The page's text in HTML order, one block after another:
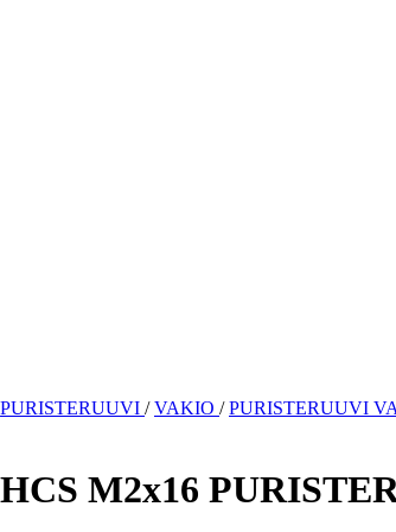
PURISTERUUVI /VAKIO /PURISTERUUVI
M2x16